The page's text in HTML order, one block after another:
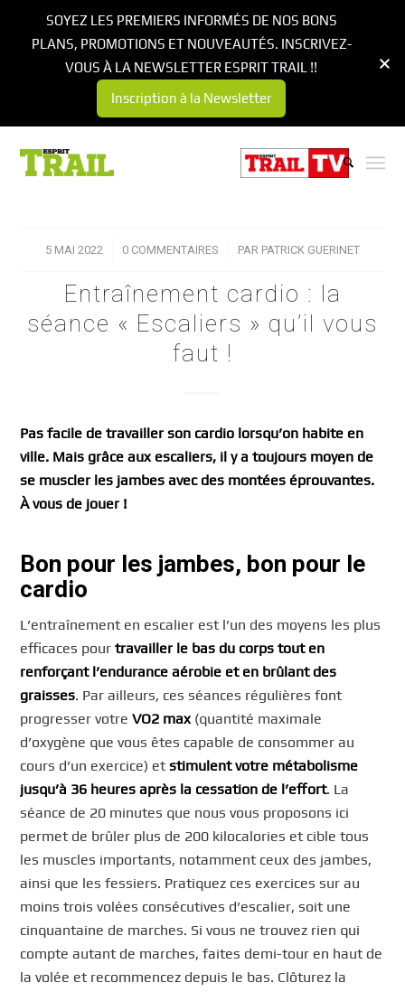
5 MAI 2022
/ 0 COMMENTAIRES
/ PAR PATRICK GUERINET
Entraînement cardio : la
séance « Escaliers » qu’il vous
faut !
Pas facile de travailler son cardio lorsqu’on habite en
ville. Mais grâce aux escaliers, il y a toujours moyen de
se muscler les jambes avec des montées éprouvantes.
À vous de jouer !
Bon pour les jambes, bon pour le
cardio
L’entraînement en escalier est l’un des moyens les plus
efficaces pourtravailler le bas du corps tout en
renforçant l’endurance aérobie et en brûlant des
graisses. Par ailleurs, ces séances régulières font
progresser votreVO2 max(quantité maximale
d’oxygène que vous êtes capable de consommer au
cours d’un exercice) etstimulent votre métabolisme
jusqu’à 36 heures après la cessation de l’effort. La
séance de 20 minutes que nous vous proposons ici
permet de brûler plus de 200 kilocalories et cible tous
les muscles importants, notamment ceux des jambes,
ainsi que les fessiers. Pratiquez ces exercices sur au
moins trois volées consécutives d’escalier, soit une
cinquantaine de marches. Si vous ne trouvez rien qui
compte autant de marches, faites demi-tour en haut de
la volée et recommencez depuis le bas. Clôturez la
SOYEZ LES PREMIERS INFORMÉS DE NOS BONS
PLANS, PROMOTIONS ET NOUVEAUTÉS. INSCRIVEZ-
VOUS À LA NEWSLETTER ESPRIT TRAIL !!
Inscription à la Newsletter